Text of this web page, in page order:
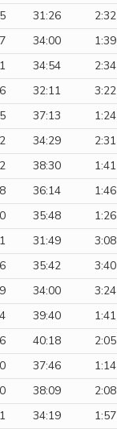
31:26 2:32
34:00 1:39
34:54 2:34
32:11 3:22
37:13 1:24
34:29 2:31
38:30 1:41
36:14 1:46
35:48 1:26
31:49 3:08
35:42 3:40
34:00 3:24
39:40 1:41
40:18 2:05
37:46 1:14
38:09 2:08
34:19 1:57